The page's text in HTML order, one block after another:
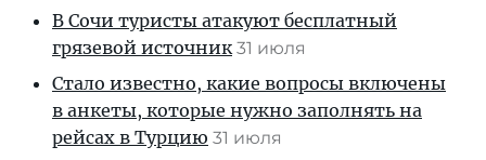
В Сочи туристы атакуют бесплатный
грязевой источник 31 июля
Стало известно, какие вопросы включены
в анкеты, которые нужно заполнять на
рейсах в Турцию 31 июля